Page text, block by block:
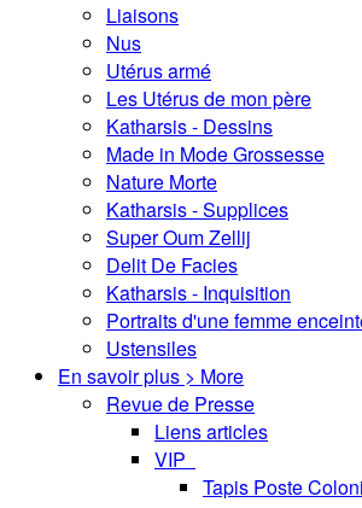
Liaisons
Nus
Utérus armé
Les Utérus de mon père
Katharsis - Dessins
Made in Mode Grossesse
Nature Morte
Katharsis - Supplices
Super Oum Zellij
Delit De Facies
Katharsis - Inquisition
Portraits d'une femme
Ustensiles
En savoir plus > More
Revue de Presse
Liens articles
VIP
Tapis Poste